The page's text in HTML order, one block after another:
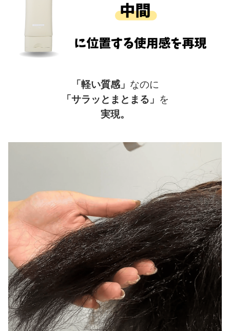
「軽い質感」 なのに
「サラッとまとまる」 を
実現。